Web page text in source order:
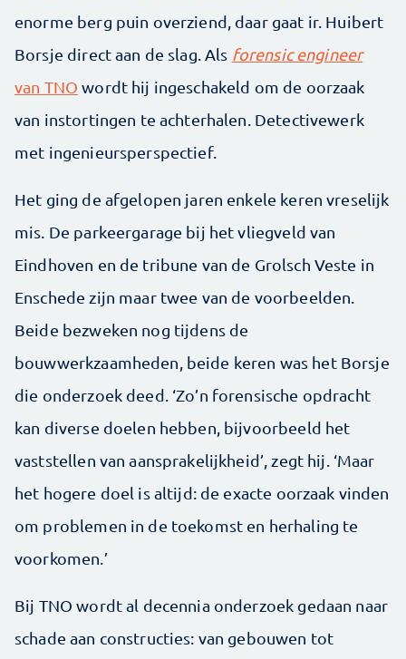
enorme berg puin overziend, daar gaat ir. Huibert
Borsje direct aan de slag. Als forensic engineer
van TNO wordt hij ingeschakeld om de oorzaak
van instortingen te achterhalen. Detectivewerk
met ingenieursperspectief.
Het ging de afgelopen jaren enkele keren vreselijk
mis. De parkeergarage bij het vliegveld van
Eindhoven en de tribune van de Grolsch Veste in
Enschede zijn maar twee van de voorbeelden.
Beide bezweken nog tijdens de
bouwwerkzaamheden, beide keren was het Borsje
die onderzoek deed. ‘Zo’n forensische opdracht
kan diverse doelen hebben, bijvoorbeeld het
vaststellen van aansprakelijkheid’, zegt hij. ‘Maar
het hogere doel is altijd: de exacte oorzaak vinden
om problemen in de toekomst en herhaling te
voorkomen.’
Bij TNO wordt al decennia onderzoek gedaan naar
schade aan constructies: van gebouwen tot